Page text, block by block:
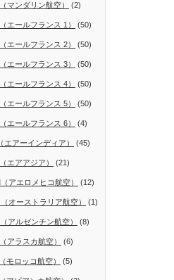
マンダリン航空） (2)
エールフランス 1） (50)
エールフランス 2） (50)
エールフランス 3） (50)
エールフランス 4） (50)
エールフランス 5） (50)
エールフランス 6） (4)
エアーインディア） (45)
エアアジア） (21)
アエロメヒコ航空） (12)
オーストラリア航空） (1)
アルゼンチン航空） (8)
アラスカ航空） (6)
モロッコ航空） (5)